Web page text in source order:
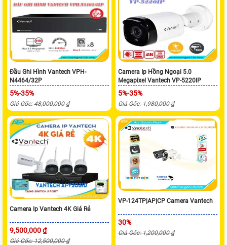
Đầu Ghi Hình Vantech VPH-
N4464/32P
5%-35%
Giá Gốc: 48,000,000 ₫
Camera Ip Hồng Ngoại 5.0
Megapixel Vantech VP-5220IP
5%-35%
Giá Gốc: 1,980,000 ₫
Camera Ip Vantech 4K Giá Rẻ
9,500,000 ₫
Giá Gốc: 12,500,000 ₫
VP-124TP|AP|CP Camera Vantech
30%
Giá Gốc: 1,200,000 ₫